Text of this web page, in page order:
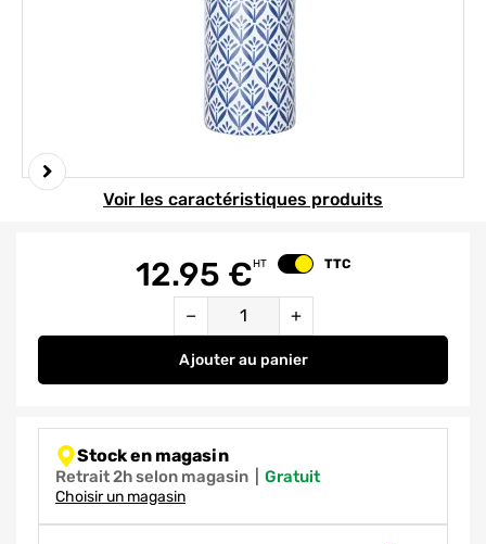
HT Changer le prix
TTC
12.95 €
− +
Ajouterau panier
Distributeur de savon céramique
Stock en magasin
Retrait 2h selon magasin gratuit
Choisir un magasin
Element 1 sur 2
Voir les caractéristiques produits